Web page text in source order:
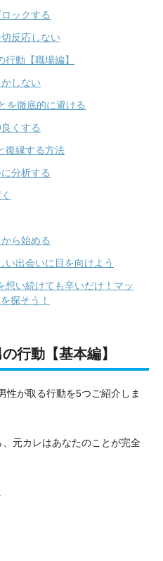
ックする
反応しない
動【職場編】
しない
を徹底的に避ける
くする
復縁する方法
分析する
ら始める
い出会いに目を向けよう
想い続けても辛いだけ！マッ
探そう！
行動【基本編】
性が取る行動を5つご紹介しま
元カレはあなたのことが完全